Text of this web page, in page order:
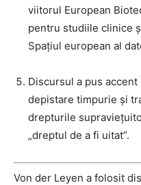
viitorul European
pentru studiile clinice
Spațiul european al
Discursul a pus
depistare timpurie și
drepturile
„dreptul de a fi uitat”.
Von der Leyen a folosit